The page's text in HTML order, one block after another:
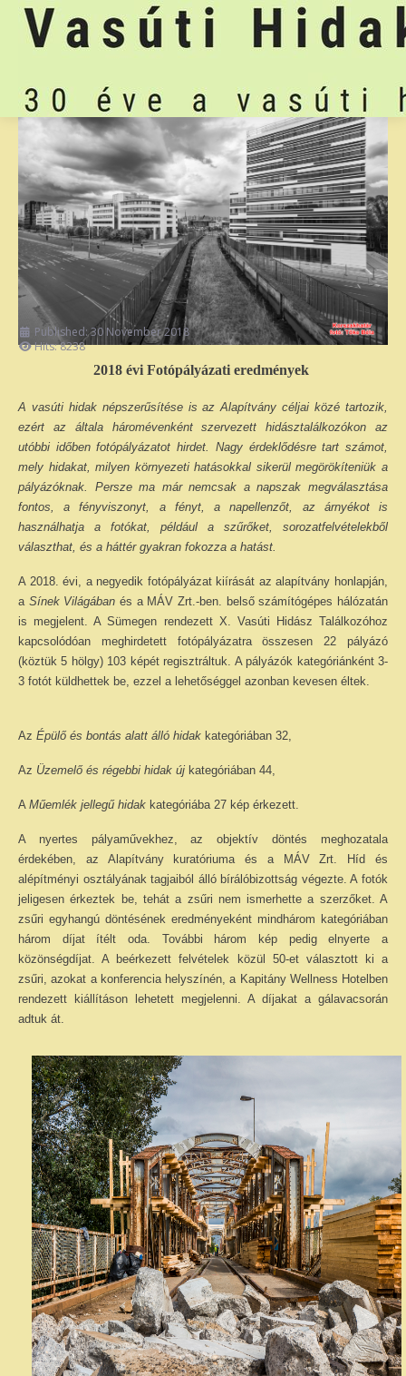
Published: 30 November 2018
Hits: 8238
2018 évi Fotópályázati eredmények
A vasúti hidak népszerűsítése is az Alapítvány céljai közé tartozik,
ezért az általa háromévenként szervezett hidásztalálkozókon az
utóbbi időben fotópályázatot hirdet. Nagy érdeklődésre tart számot,
mely hidakat, milyen környezeti hatásokkal sikerül megörökíteniük a
pályázóknak. Persze ma már nemcsak a napszak megválasztása
fontos, a fényviszonyt, a fényt, a napellenzőt, az árnyékot is
használhatja a fotókat, például a szűrőket, sorozatfelvételekből
választhat, és a háttér gyakran fokozza a hatást.
A 2018. évi, a negyedik fotópályázat kiírását az alapítvány honlapján,
a Sínek Világában és a MÁV Zrt.-ben. belső számítógépes hálózatán
is megjelent. A Sümegen rendezett X. Vasúti Hidász Találkozóhoz
kapcsolódóan meghirdetett fotópályázatra összesen 22 pályázó
(köztük 5 hölgy) 103 képét regisztráltuk. A pályázók kategóriánként 3-
3 fotót küldhettek be, ezzel a lehetőséggel azonban kevesen éltek.
Az Épülő és bontás alatt álló hidak kategóriában 32,
Az Üzemelő és régebbi hidak új kategóriában 44,
A Műemlék jellegű hidak kategóriába 27 kép érkezett.
A nyertes pályaművekhez, az objektív döntés meghozatala
érdekében, az Alapítvány kuratóriuma és a MÁV Zrt. Híd és
alépítményi osztályának tagjaiból álló bírálóbizottság végezte. A fotók
jeligesen érkeztek be, tehát a zsűri nem ismerhette a szerzőket. A
zsűri egyhangú döntésének eredményeként mindhárom kategóriában
három díjat ítélt oda. További három kép pedig elnyerte a
közönségdíjat. A beérkezett felvételek közül 50-et választott ki a
zsűri, azokat a konferencia helyszínén, a Kapitány Wellness Hotelben
rendezett kiállításon lehetett megjelenni. A díjakat a gálavacsorán
adtuk át.